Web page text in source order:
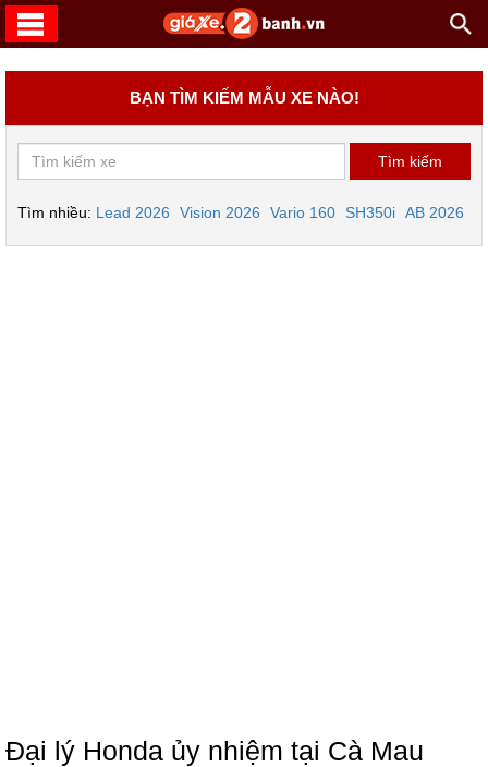
BẠN TÌM KIẾM MẪU XE NÀO!
Tìm nhiều: Lead 2026 Vision 2026 Vario 160 SH350i AB 2026
Đại lý Honda ủy nhiệm tại Cà Mau